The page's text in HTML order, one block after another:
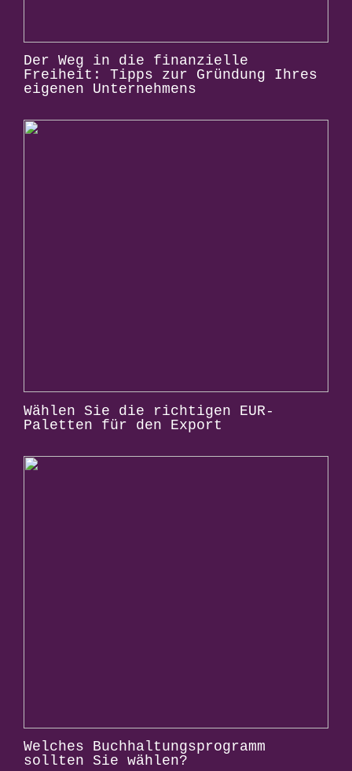
Der Weg in die finanzielle
Freiheit: Tipps zur Gründung Ihres
eigenen Unternehmens
Wählen Sie die richtigen EUR-
Paletten für den Export
Welches Buchhaltungsprogramm
sollten Sie wählen?